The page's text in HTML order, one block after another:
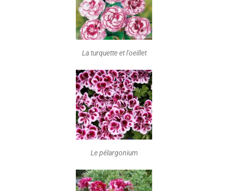
La turquette et l'oeillet
Le pélargonium